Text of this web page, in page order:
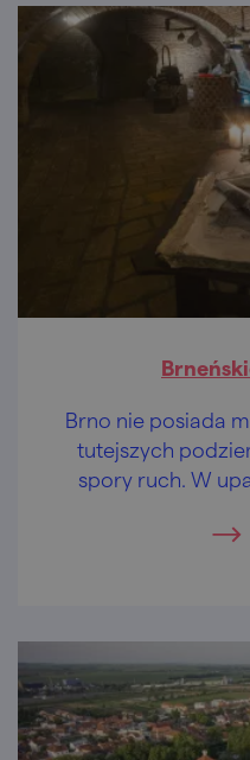
Brno nie posiada
tutejszych
spory ruch. W
trhem lub w